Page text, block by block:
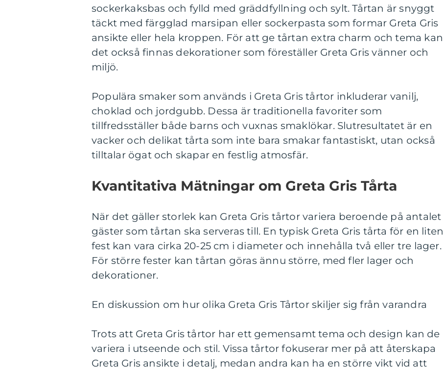
sockerkaksbas och fylld med gräddfyllning och sylt. Tårtan är snyggt
täckt med färgglad marsipan eller sockerpasta som formar Greta Gris
ansikte eller hela kroppen. För att ge tårtan extra charm och tema kan
det också finnas dekorationer som föreställer Greta Gris vänner och
miljö.
Populära smaker som används i Greta Gris tårtor inkluderar vanilj,
choklad och jordgubb. Dessa är traditionella favoriter som
tillfredsställer både barns och vuxnas smaklökar. Slutresultatet är en
vacker och delikat tårta som inte bara smakar fantastiskt, utan också
tilltalar ögat och skapar en festlig atmosfär.
Kvantitativa Mätningar om Greta Gris Tårta
När det gäller storlek kan Greta Gris tårtor variera beroende på antalet
gäster som tårtan ska serveras till. En typisk Greta Gris tårta för en liten
fest kan vara cirka 20-25 cm i diameter och innehålla två eller tre lager.
För större fester kan tårtan göras ännu större, med fler lager och
dekorationer.
En diskussion om hur olika Greta Gris Tårtor skiljer sig från varandra
Trots att Greta Gris tårtor har ett gemensamt tema och design kan de
variera i utseende och stil. Vissa tårtor fokuserar mer på att återskapa
Greta Gris ansikte i detalj, medan andra kan ha en större vikt vid att